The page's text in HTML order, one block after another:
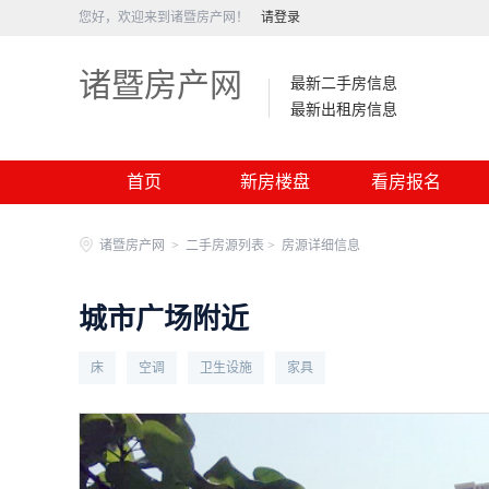
您好，欢迎来到诸暨房产网！ 请登录
诸暨房产网
最新二手房信息
最新出租房信息
首页 新房楼盘 看房报名
诸暨房产网 > 二手房源列表 > 房源详细信息
城市广场附近
床 空调 卫生设施 家具